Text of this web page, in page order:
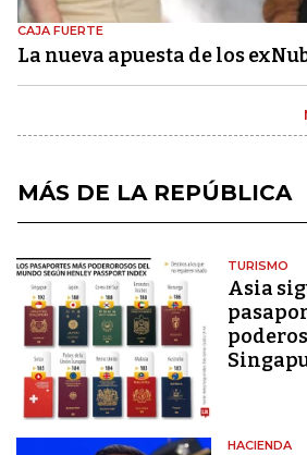
CAJA FUERTE
La nueva apuesta de los
MÁS DE LA REPÚBLICA
TURISMO
Asia
HACIENDA